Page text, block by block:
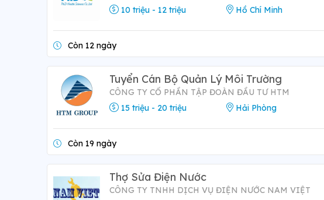
10 triệu - 12 triệu
Hồ Chí Minh
Còn 12 ngày
Tuyển Cán Bộ Quản Lý Môi Trường
CÔNG TY CỔ PHẦN TẬP ĐOÀN ĐẦU TƯ HTM
15 triệu - 20 triệu
Hải Phòng
Còn 19 ngày
Thợ Sửa Điện Nước
CÔNG TY TNHH DỊCH VỤ ĐIỆN NƯỚC NAM VIỆT